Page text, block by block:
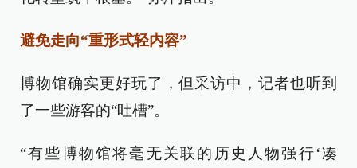
避免走向“重形式轻内容”
博物馆确实更好玩了，但采访中，记者也听到
了一些游客的“吐槽”。
“有些博物馆将毫无关联的历史人物强行‘凑